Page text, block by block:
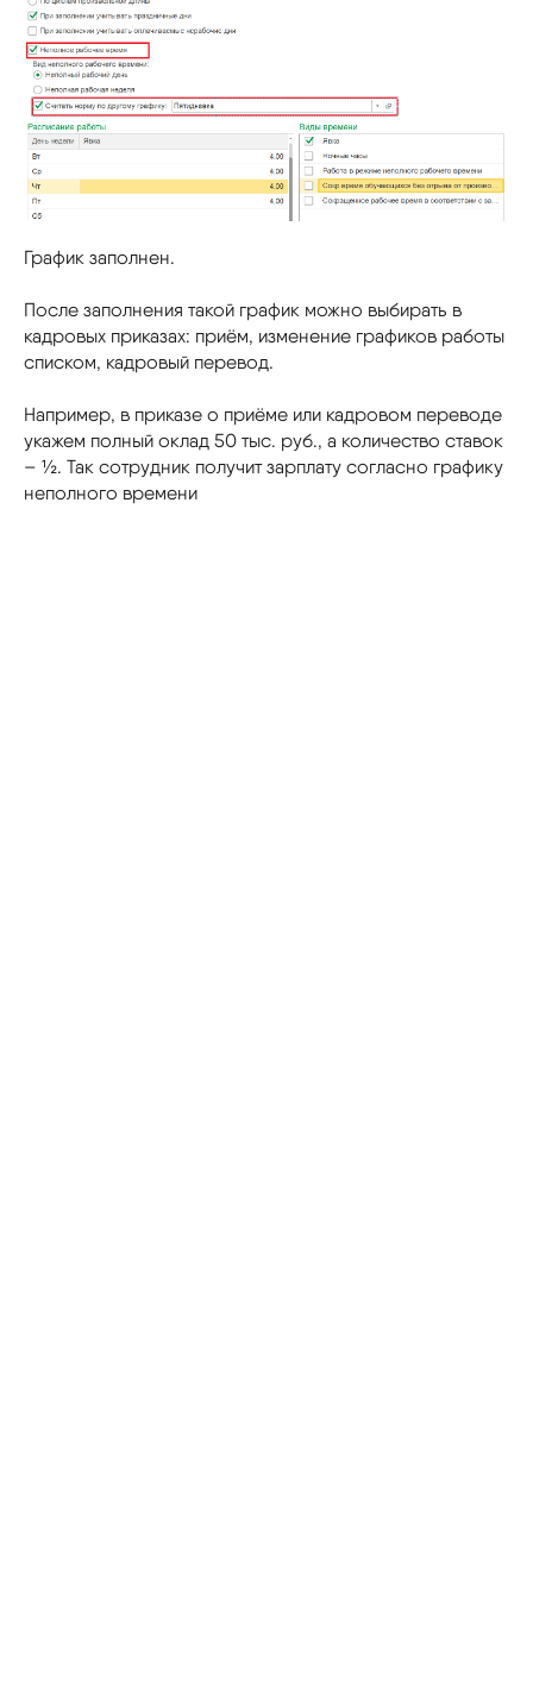
График заполнен.
После заполнения такой график можно выбирать в
кадровых приказах: приём, изменение графиков работы
списком, кадровый перевод.
Например, в приказе о приёме или кадровом переводе
укажем полный оклад 50 тыс. руб., а количество ставок
– ½. Так сотрудник получит зарплату согласно графику
неполного времени